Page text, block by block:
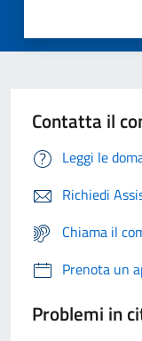
Contatta il
Leggi le
Richiedi
Chiama il
Prenota un
Problemi in